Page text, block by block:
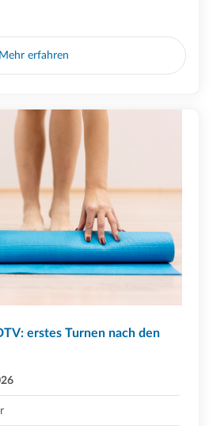
Mehr erfahren
erstes Turnen nach den